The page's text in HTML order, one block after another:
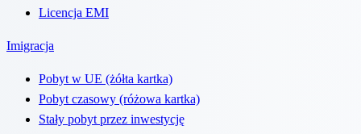
Licencja EMI
Imigracja
Pobyt w UE (żółta kartka)
Pobyt czasowy (różowa kartka)
Stały pobyt przez inwestycję